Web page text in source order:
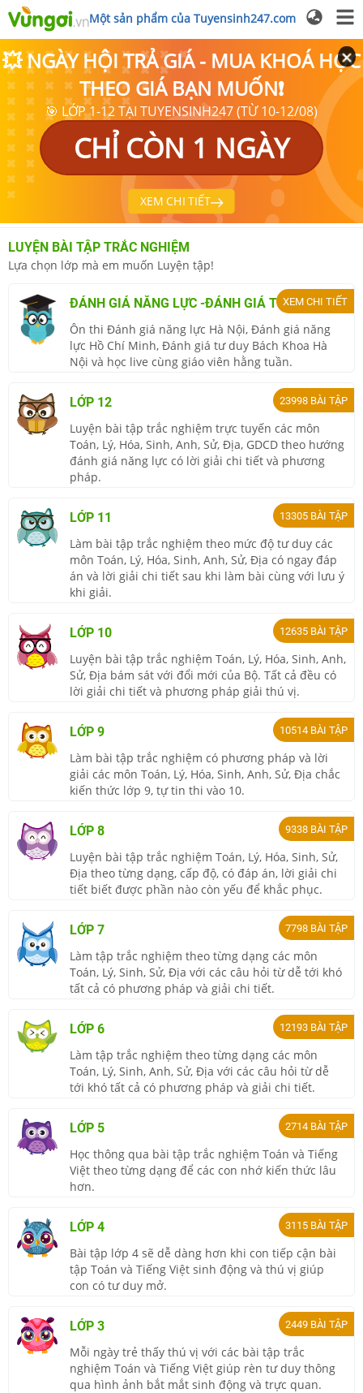
Một sản phẩm của Tuyensinh247.com
💥 NGÀY HỘI TRẢ GIÁ - MUA KHOÁ HỌC
THEO GIÁ BẠN MUỐN❗
🎯 LỚP 1-12 TẠI TUYENSINH247 (TỪ 10-12/08)
CHỈ CÒN 1 NGÀY
XEM CHI TIẾT
LUYỆN BÀI TẬP TRẮC NGHIỆM
Lựa chọn lớp mà em muốn Luyện tập!
ĐÁNH GIÁ NĂNG LỰC -ĐÁNH GIÁ TƯ DUYXEM CHI TIẾT
Ôn thi Đánh giá năng lực Hà Nội, Đánh giá năng
lực Hồ Chí Minh, Đánh giá tư duy Bách Khoa Hà
Nội và học live cùng giáo viên hằng tuần.
LỚP 12 23998 BÀI TẬP
Luyện bài tập trắc nghiệm trực tuyến các môn
Toán, Lý, Hóa, Sinh, Anh, Sử, Địa, GDCD theo hướng
đánh giá năng lực có lời giải chi tiết và phương
pháp.
LỚP 11 13305 BÀI TẬP
Làm bài tập trắc nghiệm theo mức độ tư duy các
môn Toán, Lý, Hóa, Sinh, Anh, Sử, Địa có ngay đáp
án và lời giải chi tiết sau khi làm bài cùng với lưu ý
khi giải.
LỚP 10 12635 BÀI TẬP
Luyện bài tập trắc nghiệm Toán, Lý, Hóa, Sinh, Anh,
Sử, Địa bám sát với đổi mới của Bộ. Tất cả đều có
lời giải chi tiết và phương pháp giải thú vị.
LỚP 9 10514 BÀI TẬP
Làm bài tập trắc nghiệm có phương pháp và lời
giải các môn Toán, Lý, Hóa, Sinh, Anh, Sử, Địa chắc
kiến thức lớp 9, tự tin thi vào 10.
LỚP 8 9338 BÀI TẬP
Luyện bài tập trắc nghiệm Toán, Lý, Hóa, Sinh, Sử,
Địa theo từng dạng, cấp độ, có đáp án, lời giải chi
tiết biết được phần nào còn yếu để khắc phục.
LỚP 7 7798 BÀI TẬP
Làm tập trắc nghiệm theo từng dạng các môn
Toán, Lý, Sinh, Sử, Địa với các câu hỏi từ dễ tới khó
tất cả có phương pháp và giải chi tiết.
LỚP 6 12193 BÀI TẬP
Làm tập trắc nghiệm theo từng dạng các môn
Toán, Lý, Sinh, Anh, Sử, Địa với các câu hỏi từ dễ
tới khó tất cả có phương pháp và giải chi tiết.
LỚP 5 2714 BÀI TẬP
Học thông qua bài tập trắc nghiệm Toán và Tiếng
Việt theo từng dạng để các con nhớ kiến thức lâu
hơn.
LỚP 4 3115 BÀI TẬP
Bài tập lớp 4 sẽ dễ dàng hơn khi con tiếp cận bài
tập Toán và Tiếng Việt sinh động và thú vị giúp
con có tư duy mở.
LỚP 3 2449 BÀI TẬP
Mỗi ngày trẻ thấy thú vị với các bài tập trắc
nghiệm Toán và Tiếng Việt giúp rèn tư duy thông
qua hình ảnh bắt mắt sinh động và trực quan.